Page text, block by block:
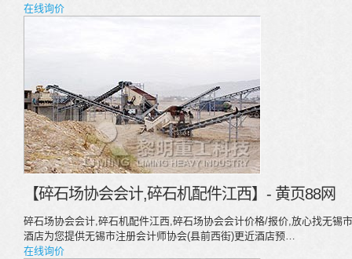
在线询价
【碎石场协会会计,碎石机配件江西】- 黄页88网
碎石场协会会计,碎石机配件江西,碎石场协会会计价格/报价,放心找无锡
酒店为您提供无锡市注册会计师协会(县前西街)更近酒店预…
在线询价